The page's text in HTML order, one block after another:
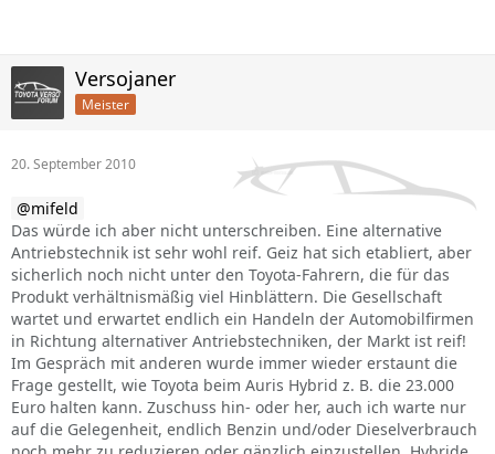
Versojaner
Meister
20. September 2010
mifeld
Das würde ich aber nicht unterschreiben. Eine alternative
Antriebstechnik ist sehr wohl reif. Geiz hat sich etabliert, aber
sicherlich noch nicht unter den Toyota-Fahrern, die für das
Produkt verhältnismäßig viel Hinblättern. Die Gesellschaft
wartet und erwartet endlich ein Handeln der Automobilfirmen
in Richtung alternativer Antriebstechniken, der Markt ist reif!
Im Gespräch mit anderen wurde immer wieder erstaunt die
Frage gestellt, wie Toyota beim Auris Hybrid z. B. die 23.000
Euro halten kann. Zuschuss hin- oder her, auch ich warte nur
auf die Gelegenheit, endlich Benzin und/oder Dieselverbrauch